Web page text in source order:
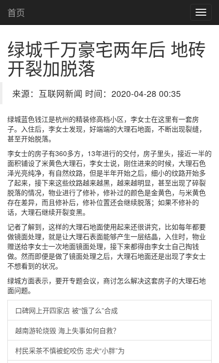
首页
绿城千万豪宅两年后 地砖
开裂加脱落
来源：互联网新闻 时间：2020-04-28 00:35
绿城蓝色钱江是杭州的精装修高档小区，李女士在这里有一套房
子。入住后，李女士发现，好端端的大理石地面，不断出现裂缝，
甚至开始脱落。
李女士的房子有360多方，13年进行的交付，房子里头，接近一半的
面积铺设了米黄色大理石，李女士说，刚住进来的时候，大理石色
泽光亮纯净，有自然纹路，但是半年开始之后，细小的纹路开始多
了起来，接下来这些纹路越来越黑，越来越明显，甚至出现了碎裂
脱落的情况，物业进行了修补，修补过的颜色是金黄色，与米黄色
存在差异，而且修补后，修补位置还会继续脱落；如果不修补的
话，大理石继续开裂变黑。
记者了解到，这样的大理石地面使用起来还很讲究，比如每年都要
做镜面处理，就是让大理石表面能够产生一层结晶，入住时，物业
赠送给李女士一次地面镜面处理，接下来都得由李女士自己掏钱
做。然而即便是做了镜面处理之后，大理石地面还是出现了李女士
不想看到的状况。
绿城方面表示，要开专题会议，商讨怎么解决这套房子的大理石地
面问题。
口碑网上开四家店 被“饿了么”合成
越南游轮烧毁 海上失事如何自救？
村民采茶不慎被蛇咬伤 忠犬“小胖”为